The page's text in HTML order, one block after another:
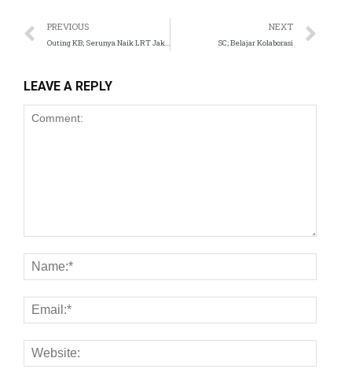
PREVIOUS NEXT
SC; Belajar Kolaborasi
LEAVE A REPLY